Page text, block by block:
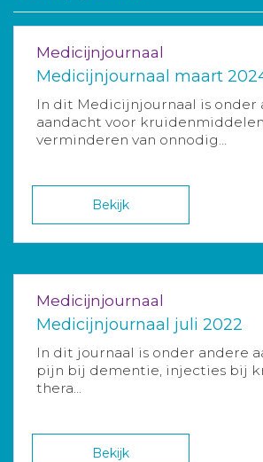
Medicijnjournaal
Medicijnjournaal maart
In dit Medicijnjournaal is onder
aandacht voor
verminderen van onnodig...
Bekijk
Medicijnjournaal
Medicijnjournaal juli 2022
In dit journaal is onder andere
pijn bij dementie, injecties bij
thera...
Bekijk